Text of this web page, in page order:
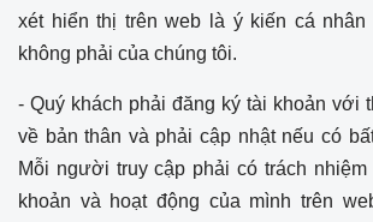
xét hiển thị trên web là ý kiến cá nhân
không phải của chúng tôi.
- Quý khách phải đăng ký tài khoản với
về bản thân và phải cập nhật nếu có
Mỗi người truy cập phải có trách
khoản và hoạt động của mình trên